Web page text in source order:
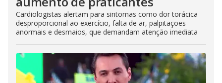
Cardiologistas alertam para sintomas como dor torácica
desproporcional ao exercício, falta de ar, palpitações
anormais e desmaios, que demandam atenção imediata